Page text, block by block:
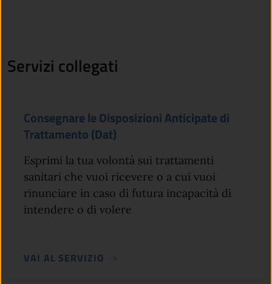
Servizi collegati
Consegnare le Disposizioni Anticipate di
Trattamento (Dat)
Esprimi la tua volontà sui trattamenti
sanitari che vuoi ricevere o a cui vuoi
rinunciare in caso di futura incapacità di
intendere o di volere
VAI AL SERVIZIO